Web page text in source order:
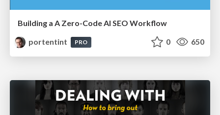
Building a A Zero-Code AI SEO Workflow
portentint
PRO 0 650